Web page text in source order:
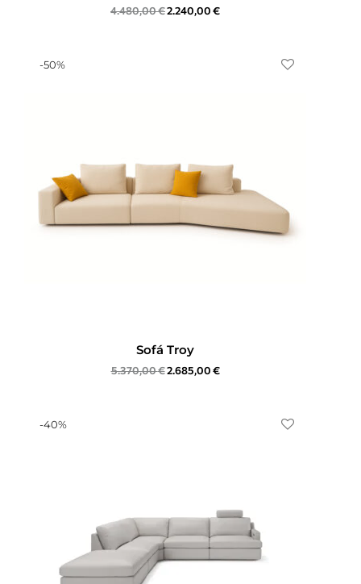
4.480,00€2.240,00€
-50%
Sofá Troy
5.370,00€2.685,00€
-40%